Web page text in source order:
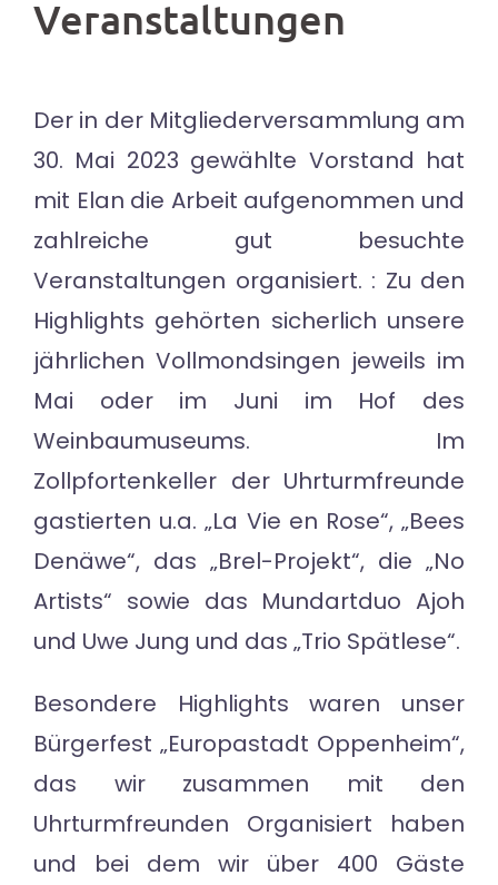
Veranstaltungen
Der in der Mitgliederversammlung am
30. Mai 2023 gewählte Vorstand hat
mit Elan die Arbeit aufgenommen und
zahlreiche gut besuchte
Veranstaltungen organisiert. : Zu den
Highlights gehörten sicherlich unsere
jährlichen Vollmondsingen jeweils im
Mai oder im Juni im Hof des
Weinbaumuseums. Im
Zollpfortenkeller der Uhrturmfreunde
gastierten u.a. „La Vie en Rose“, „Bees
Denäwe“, das „Brel-Projekt“, die „No
Artists“ sowie das Mundartduo Ajoh
und Uwe Jung und das „Trio Spätlese“.
Besondere Highlights waren unser
Bürgerfest „Europastadt Oppenheim“,
das wir zusammen mit den
Uhrturmfreunden Organisiert haben
und bei dem wir über 400 Gäste